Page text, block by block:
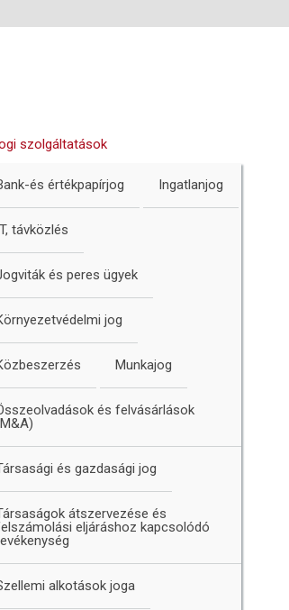
szolgáltatások
és értékpapírjog Ingatlanjog
távközlés
és peres ügyek
jog
Munkajog
és felvásárlások
és gazdasági jog
átszervezése és
eljáráshoz kapcsolódó
alkotások joga